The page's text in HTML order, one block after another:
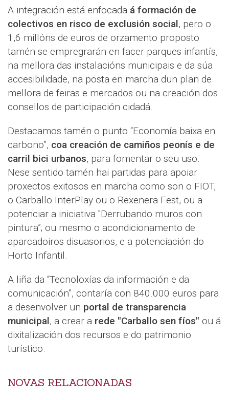
A integración está enfocada á formación de
colectivos en risco de exclusión social, pero o
1,6 millóns de euros de orzamento proposto
tamén se empregrarán en facer parques infantís,
na mellora das instalacións municipais e da súa
accesibilidade, na posta en marcha dun plan de
mellora de feiras e mercados ou na creación dos
consellos de participación cidadá.
Destacamos tamén o punto “Economía baixa en
carbono”, coa creación de camiños peonís e de
carril bici urbanos, para fomentar o seu uso.
Nese sentido tamén hai partidas para apoiar
proxectos exitosos en marcha como son o FIOT,
o Carballo InterPlay ou o Rexenera Fest, ou a
potenciar a iniciativa "Derrubando muros con
pintura”; ou mesmo o acondicionamento de
aparcadoiros disuasorios, e a potenciación do
Horto Infantil.
A liña da “Tecnoloxías da información e da
comunicación”, contaría con 840.000 euros para
a desenvolver un portal de transparencia
municipal, a crear a rede "Carballo sen fíos" ou á
dixitalización dos recursos e do patrimonio
turístico.
NOVAS RELACIONADAS